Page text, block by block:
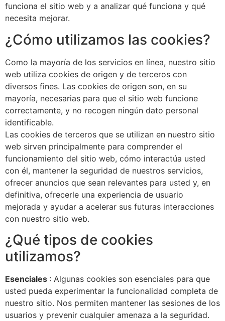
funciona el sitio web y a analizar qué funciona y qué
necesita mejorar.
¿Cómo utilizamos las cookies?
Como la mayoría de los servicios en línea, nuestro sitio
web utiliza cookies de origen y de terceros con
diversos fines. Las cookies de origen son, en su
mayoría, necesarias para que el sitio web funcione
correctamente, y no recogen ningún dato personal
identificable.
Las cookies de terceros que se utilizan en nuestro sitio
web sirven principalmente para comprender el
funcionamiento del sitio web, cómo interactúa usted
con él, mantener la seguridad de nuestros servicios,
ofrecer anuncios que sean relevantes para usted y, en
definitiva, ofrecerle una experiencia de usuario
mejorada y ayudar a acelerar sus futuras interacciones
con nuestro sitio web.
¿Qué tipos de cookies
utilizamos?
Esenciales : Algunas cookies son esenciales para que
usted pueda experimentar la funcionalidad completa de
nuestro sitio. Nos permiten mantener las sesiones de los
usuarios y prevenir cualquier amenaza a la seguridad.